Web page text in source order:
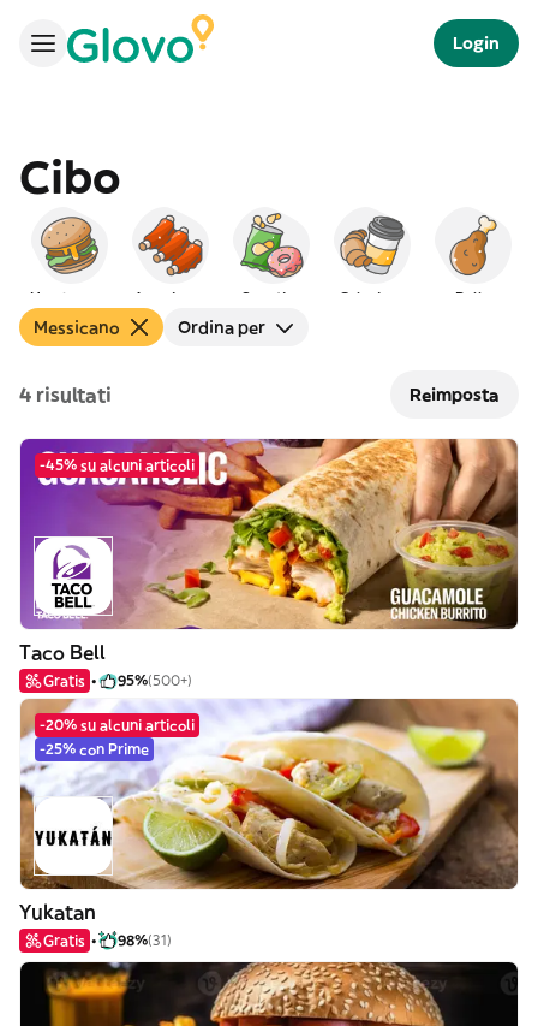
Login
Cibo
Hamburger Americano Spuntino Colazione Pollo
Messicano Ordina per
4 risultati Reimposta
-45% su alcuni articoli
Taco Bell
Gratis 95%(500+)
-20% su alcuni articoli
-25% con Prime
Yukatan
Gratis 98%(31)